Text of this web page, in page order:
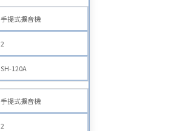
手提式擴音機
2
SH-120A
手提式擴音機
2